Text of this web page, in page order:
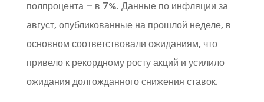
полпроцента – в 7%. Данные по инфляции за
август, опубликованные на прошлой неделе, в
основном соответствовали ожиданиям, что
привело к рекордному росту акций и усилило
ожидания долгожданного снижения ставок.